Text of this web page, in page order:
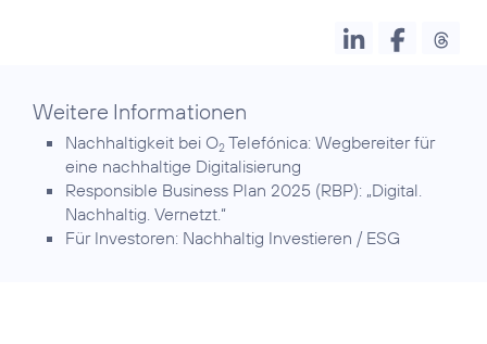
Weitere Informationen
Nachhaltigkeit bei O2 Telefónica: Wegbereiter für
eine nachhaltige Digitalisierung
Responsible Business Plan 2025 (RBP): „Digital.
Nachhaltig. Vernetzt.“
Für Investoren: Nachhaltig Investieren / ESG